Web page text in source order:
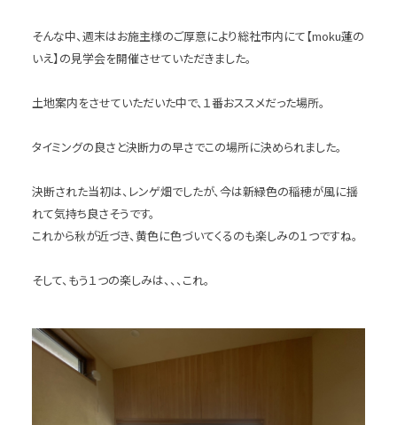
そんな中、週末はお施主様のご厚意により総社市内にて【moku蓮の
いえ】の見学会を開催させていただきました。
土地案内をさせていただいた中で、１番おススメだった場所。
タイミングの良さと決断力の早さでこの場所に決められました。
決断された当初は、レンゲ畑でしたが、今は新緑色の稲穂が風に揺
れて気持ち良さそうです。
これから秋が近づき、黄色に色づいてくるのも楽しみの１つですね。
そして、もう１つの楽しみは、、、これ。